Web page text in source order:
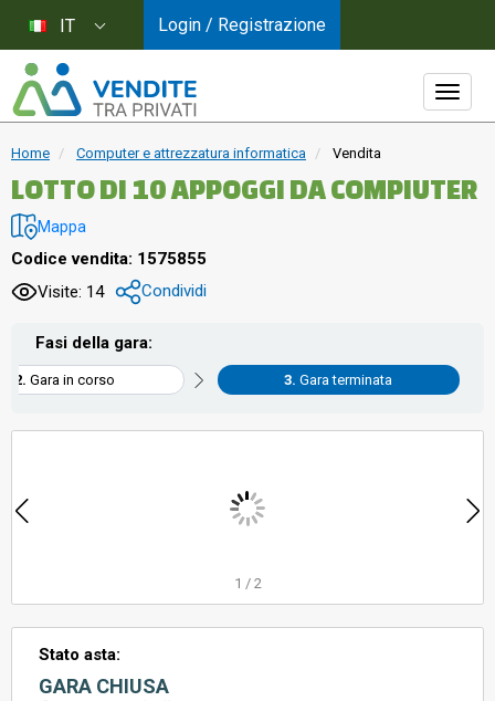
Home Computer e attrezzatura informatica Vendita
LOTTO DI 10 APPOGGI DA COMPIUTER
Mappa
Codice vendita: 1575855
Visite: 14
Condividi
Fasi della gara:
Gara in corso Gara terminata
1 / 2
Stato asta:
GARA CHIUSA
IT Login / Registrazione